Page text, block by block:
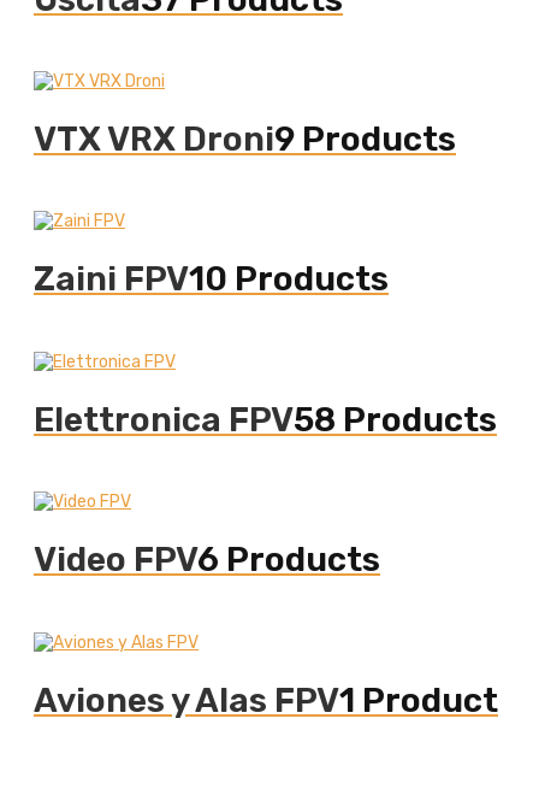
VTX VRX Droni9 Products
Zaini FPV10 Products
Elettronica FPV58 Products
Video FPV6 Products
Aviones y Alas FPV1 Product